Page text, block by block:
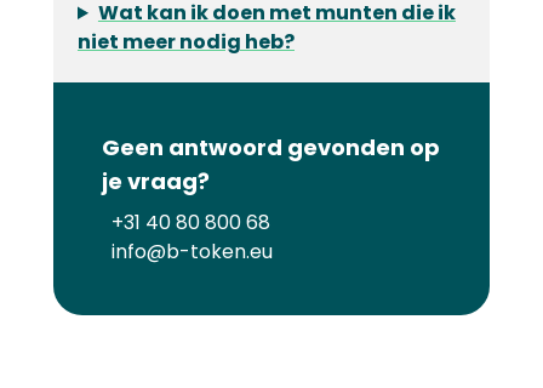
Wat kan ik doen met munten die ik
niet meer nodig heb?
Geen antwoord gevonden op
je vraag?
+31 40 80 800 68
info@b-token.eu